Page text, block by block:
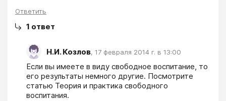
Ответить
1 ответ
Н.И. Козлов, 17 февраля 2014 г. в 13:00
Если вы имеете в виду свободное воспитание, то
его результаты немного другие. Посмотрите
статью Теория и практика свободного
воспитания.